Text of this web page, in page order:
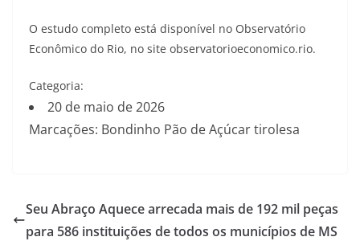
O estudo completo está disponível no Observatório
Econômico do Rio, no site observatorioeconomico.rio.
Categoria:
20 de maio de 2026
Marcações: Bondinho Pão de Açúcar tirolesa
Seu Abraço Aquece arrecada mais de 192 mil peças
para 586 instituições de todos os municípios de MS